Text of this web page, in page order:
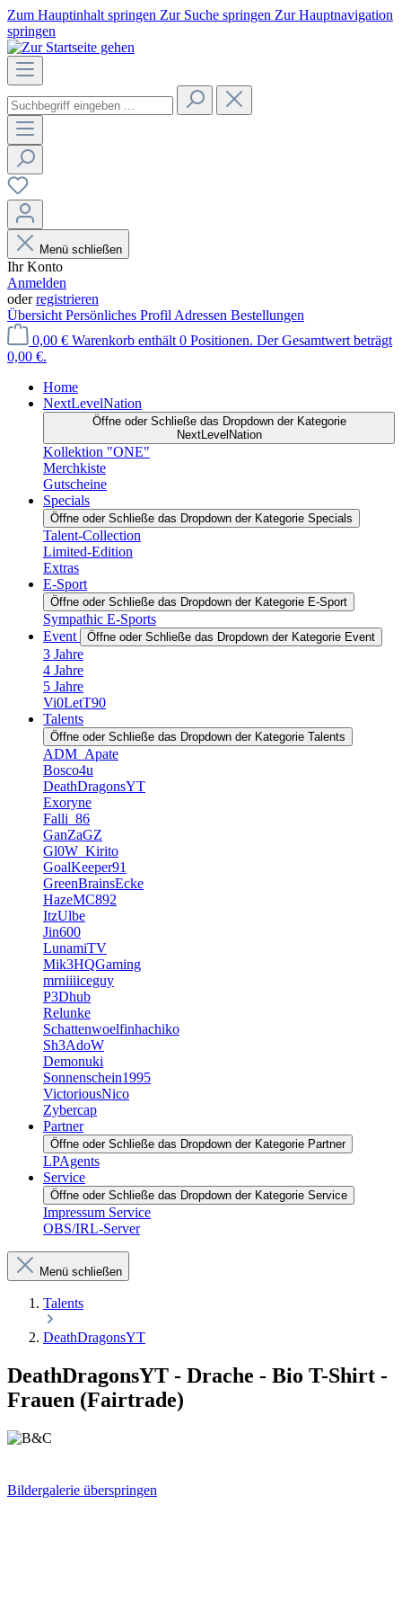
Zum Hauptinhalt springen Zur Suche springen Zur Hauptnavigation
springen
Menü schließen
Ihr Konto
Anmelden
oderregistrieren
Übersicht Persönliches Profil Adressen Bestellungen
0,00 € Warenkorb enthält 0 Positionen. Der Gesamtwert beträgt
0,00 €.
Home
NextLevelNation
Öffne oder Schließe das Dropdown der Kategorie
NextLevelNation
Kollektion "ONE"
Merchkiste
Gutscheine
Specials
Öffne oder Schließe das Dropdown der Kategorie Specials
Talent-Collection
Limited-Edition
Extras
E-Sport
Öffne oder Schließe das Dropdown der Kategorie E-Sport
Sympathic E-Sports
Event
Öffne oder Schließe das Dropdown der Kategorie Event
3 Jahre
4 Jahre
5 Jahre
Vi0LetT90
Talents
Öffne oder Schließe das Dropdown der Kategorie Talents
ADM_Apate
Bosco4u
DeathDragonsYT
Exoryne
Falli_86
GanZaGZ
Gl0W_Kirito
GoalKeeper91
GreenBrainsEcke
HazeMC892
ItzUlbe
Jin600
LunamiTV
Mik3HQGaming
mrniiiiceguy
P3Dhub
Relunke
Schattenwoelfinhachiko
Sh3AdoW
Demonuki
Sonnenschein1995
VictoriousNico
Zybercap
Partner
Öffne oder Schließe das Dropdown der Kategorie Partner
LPAgents
Service
Öffne oder Schließe das Dropdown der Kategorie Service
Impressum Service
OBS/IRL-Server
Menü schließen
Talents
DeathDragonsYT
DeathDragonsYT - Drache - Bio T-Shirt -
Frauen (Fairtrade)
Bildergalerie überspringen